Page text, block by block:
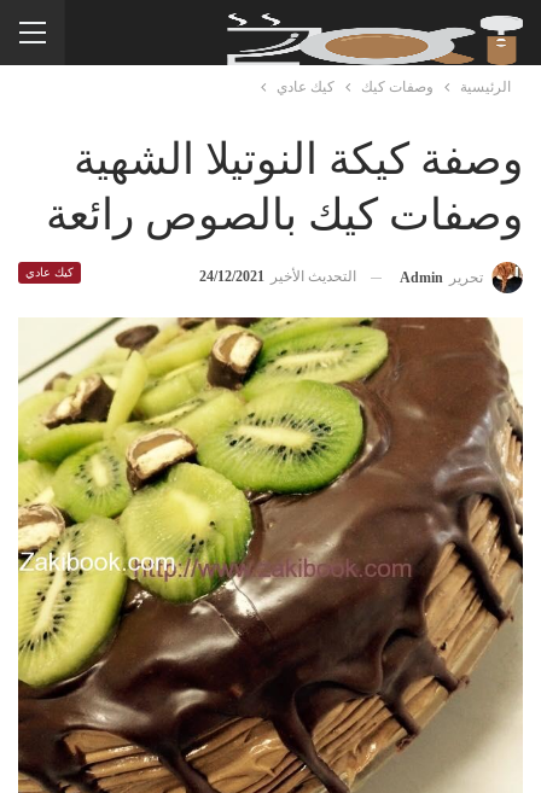
الرئيسية وصفات كيك كيك عادي
وصفة كيكة النوتيلا الشهية
وصفات كيك بالصوص رائعة
كيك عادي تحرير Admin التحديث الأخير 24/12/2021